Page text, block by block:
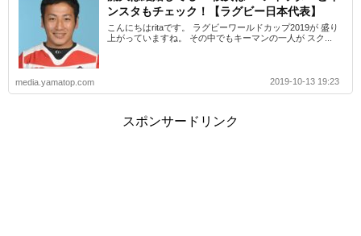
ンスタもチェック！【ラグビー日本代表】
こんにちはritaです。 ラグビーワールドカップ2019が 盛り
上がっていますね。 その中でもキーマンの一人が スク...
media.yamatop.com 2019-10-13 19:23
スポンサードリンク